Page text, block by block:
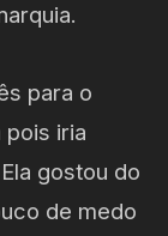
para o
pois iria
gostou do
de medo